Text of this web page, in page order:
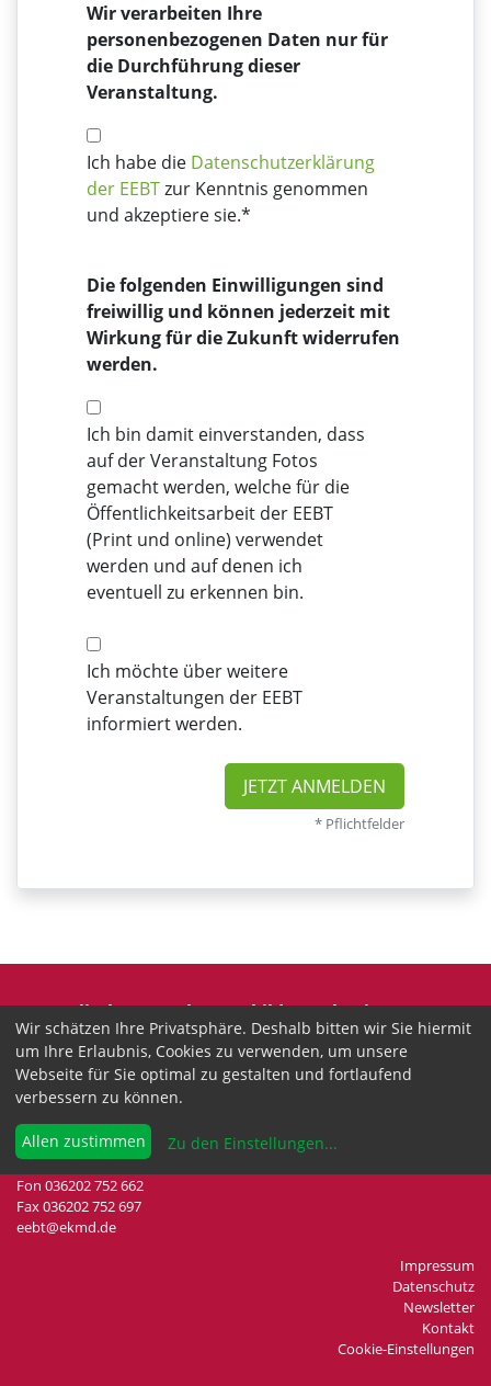
Wir verarbeiten Ihre
personenbezogenen Daten nur für
die Durchführung dieser
Veranstaltung.
Ich habe die Datenschutzerklärung
der EEBTzur Kenntnis genommen
und akzeptiere sie.*
Die folgenden Einwilligungen sind
freiwillig und können jederzeit mit
Wirkung für die Zukunft widerrufen
werden.
Ich bin damit einverstanden, dass
auf der Veranstaltung Fotos
gemacht werden, welche für die
Öffentlichkeitsarbeit der EEBT
(Print und online) verwendet
werden und auf denen ich
eventuell zu erkennen bin.
Ich möchte über weitere
Veranstaltungen der EEBT
informiert werden.
JETZT ANMELDEN
* Pflichtfelder
Evangelische Erwachsenenbildung Thüringen
Wir sind anerkannter freier Träger der
Erwachsenenbildung in Thüringen.
Landesgeschäftsstelle
Drei-Gleichen-Straße 35a
99192 Neudietendorf
Fon 036202 752 662
Fax 036202 752 697
eebt@ekmd.de
Impressum
Datenschutz
Newsletter
Kontakt
Cookie-Einstellungen
Wir schätzen Ihre Privatsphäre. Deshalb bitten wir Sie hiermit
um Ihre Erlaubnis, Cookies zu verwenden, um unsere
Webseite für Sie optimal zu gestalten und fortlaufend
verbessern zu können.
Allen zustimmen Zu den Einstellungen...